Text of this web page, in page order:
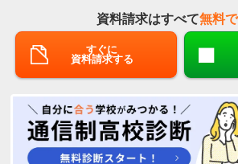
資料請求はすべて無料で
すぐに
資料請求する